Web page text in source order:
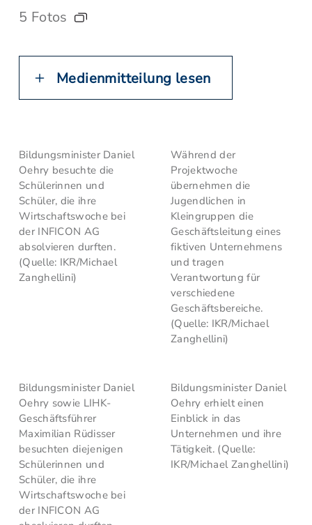
5 Fotos
Medienmitteilung lesen
Bildungsminister Daniel
Oehry besuchte die
Schülerinnen und
Schüler, die ihre
Wirtschaftswoche bei
der INFICON AG
absolvieren durften.
(Quelle: IKR/Michael
Zanghellini)
Während der
Projektwoche
übernehmen die
Jugendlichen in
Kleingruppen die
Geschäftsleitung eines
fiktiven Unternehmens
und tragen
Verantwortung für
verschiedene
Geschäftsbereiche.
(Quelle: IKR/Michael
Zanghellini)
Bildungsminister Daniel
Oehry sowie LIHK-
Geschäftsführer
Maximilian Rüdisser
besuchten diejenigen
Schülerinnen und
Schüler, die ihre
Wirtschaftswoche bei
der INFICON AG
Bildungsminister Daniel
Oehry erhielt einen
Einblick in das
Unternehmen und ihre
Tätigkeit. (Quelle:
IKR/Michael Zanghellini)